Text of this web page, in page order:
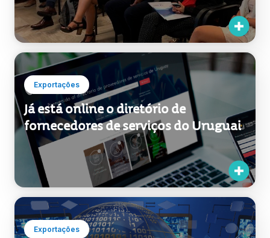
Exportações
Já está online o diretório de
fornecedores de serviços do Uruguai
Exportações